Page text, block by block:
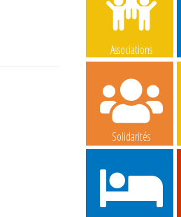
Associations
Solidarités